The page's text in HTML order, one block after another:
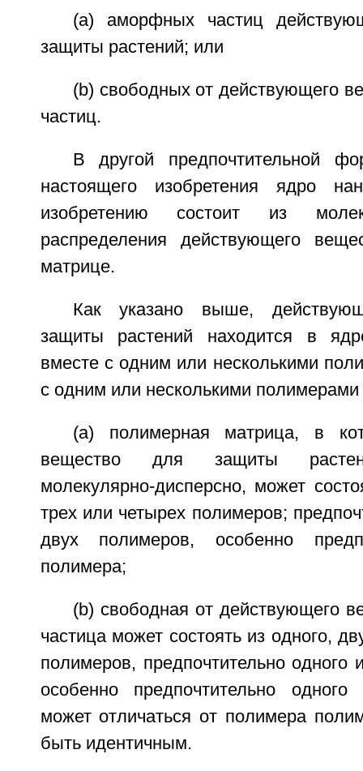
(a) аморфных частиц
защиты растений; или
(b) свободных от действующего
частиц.
В другой предпочтительной
настоящего изобретения ядро
изобретению состоит из
распределения действующего
матрице.
Как указано выше,
защиты растений находится в
вместе с одним или несколькими
с одним или несколькими полимерами
(а) полимерная матрица, в
вещество для защиты
молекулярно-дисперсно, может
трех или четырех полимеров;
двух полимеров, особенно
полимера;
(b) свободная от действующего
частица может состоять из одного,
полимеров, предпочтительно одного
особенно предпочтительно
может отличаться от полимера
быть идентичным.